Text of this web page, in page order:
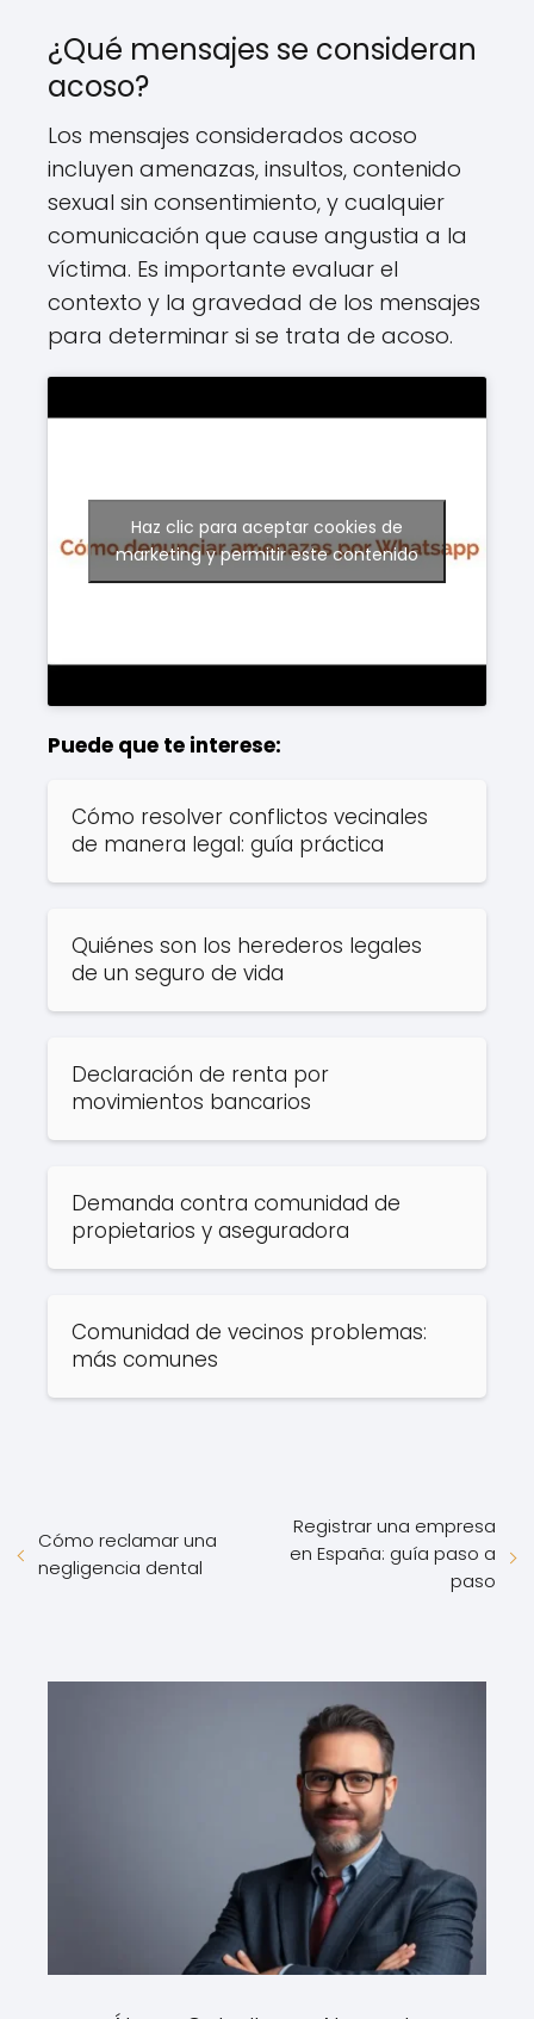
¿Qué mensajes se consideran
acoso?
Los mensajes considerados acoso
incluyen amenazas, insultos, contenido
sexual sin consentimiento, y cualquier
comunicación que cause angustia a la
víctima. Es importante evaluar el
contexto y la gravedad de los mensajes
para determinar si se trata de acoso.
Haz clic para aceptar cookies de
marketing y permitir este contenido
Puede que te interese:
Cómo resolver conflictos vecinales
de manera legal: guía práctica
Quiénes son los herederos legales
de un seguro de vida
Declaración de renta por
movimientos bancarios
Demanda contra comunidad de
propietarios y aseguradora
Comunidad de vecinos problemas:
más comunes
Cómo reclamar una
negligencia dental
Registrar una empresa
en España: guía paso a
paso